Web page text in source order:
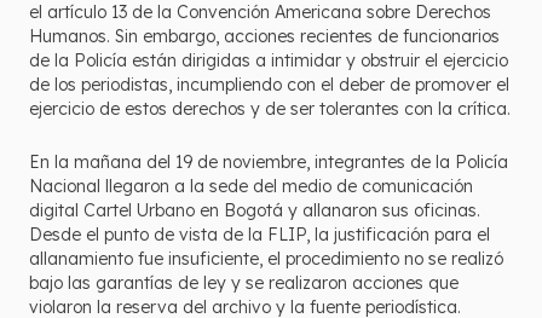
el artículo 13 de la Convención Americana sobre Derechos
Humanos. Sin embargo, acciones recientes de funcionarios
de la Policía están dirigidas a intimidar y obstruir el ejercicio
de los periodistas, incumpliendo con el deber de promover el
ejercicio de estos derechos y de ser tolerantes con la crítica.
En la mañana del 19 de noviembre, integrantes de la Policía
Nacional llegaron a la sede del medio de comunicación
digital Cartel Urbano en Bogotá y allanaron sus oficinas.
Desde el punto de vista de la FLIP, la justificación para el
allanamiento fue insuficiente, el procedimiento no se realizó
bajo las garantías de ley y se realizaron acciones que
violaron la reserva del archivo y la fuente periodística.